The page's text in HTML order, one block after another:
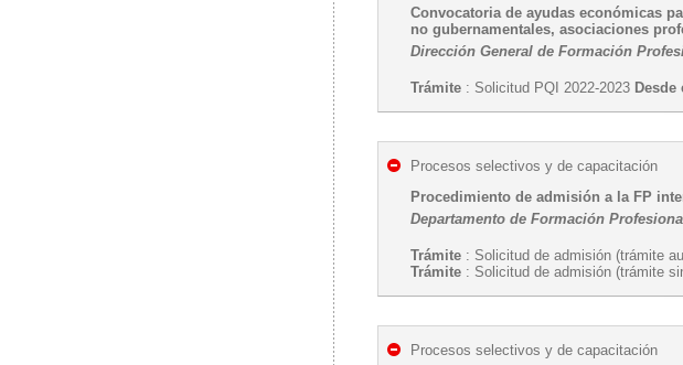
Convocatoria de ayudas económicas
no gubernamentales, asociaciones
Dirección General de Formación
Trámite : Solicitud PQI 2022-2023 Desde
Procesos selectivos y de capacitación
Procedimiento de admisión a la FP
Departamento de Formación
Trámite : Solicitud de admisión (trámite
Trámite : Solicitud de admisión (trámite
Procesos selectivos y de capacitación